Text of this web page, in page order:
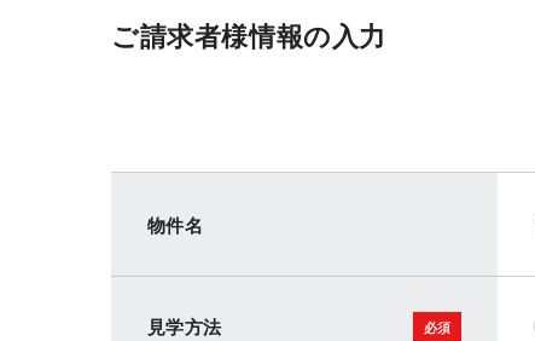
ご請求者様情報の入力
物件名
見学方法